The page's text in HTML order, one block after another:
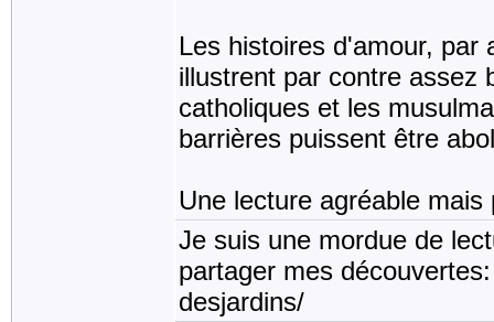
Les histoires d'amour, par
illustrent par contre assez
catholiques et les
barrières puissent être
Une lecture agréable
Je suis une mordue de
partager mes
desjardins/